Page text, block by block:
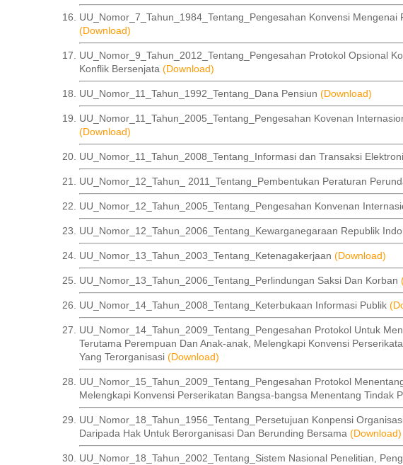
UU_Nomor_7_Tahun_1984_Tentang_Pengesahan Konvensi
(Download)
UU_Nomor_9_Tahun_2012_Tentang_Pengesahan Protokol Opsional
Konflik Bersenjata (Download)
UU_Nomor_11_Tahun_1992_Tentang_Dana Pensiun (Download)
UU_Nomor_11_Tahun_2005_Tentang_Pengesahan Kovenan
(Download)
UU_Nomor_11_Tahun_2008_Tentang_Informasi dan Transaksi
UU_Nomor_12_Tahun_ 2011_Tentang_Pembentukan Peraturan
UU_Nomor_12_Tahun_2005_Tentang_Pengesahan Konvenan
UU_Nomor_12_Tahun_2006_Tentang_Kewarganegaraan Republik
UU_Nomor_13_Tahun_2003_Tentang_Ketenagakerjaan (Download)
UU_Nomor_13_Tahun_2006_Tentang_Perlindungan Saksi Dan Korban
UU_Nomor_14_Tahun_2008_Tentang_Keterbukaan Informasi Publik
UU_Nomor_14_Tahun_2009_Tentang_Pengesahan Protokol Untuk
Terutama Perempuan Dan Anak-anak, Melengkapi Konvensi
Yang Terorganisasi (Download)
UU_Nomor_15_Tahun_2009_Tentang_Pengesahan Protokol
Melengkapi Konvensi Perserikatan Bangsa-bangsa Menentang Tindak
UU_Nomor_18_Tahun_1956_Tentang_Persetujuan Konpensi
Daripada Hak Untuk Berorganisasi Dan Berunding Bersama (Download)
UU_Nomor_18_Tahun_2002_Tentang_Sistem Nasional Penelitian,